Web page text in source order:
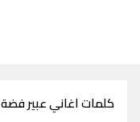
كلمات اغاني عبير فضة